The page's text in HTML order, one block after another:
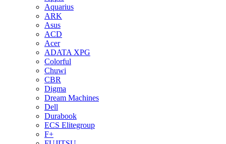
Aquarius
ARK
Asus
ACD
Acer
ADATA XPG
Colorful
Chuwi
CBR
Digma
Dream Machines
Dell
Durabook
ECS Elitegroup
F+